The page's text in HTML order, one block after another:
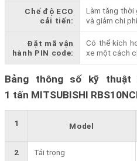
Chế độ ECO
cải tiến:
Làm tăng thời
và giảm chi
Đặt mã vận
hành PIN code:
Có thể kích
xe một cách
Bảng thông số kỹ
1 tấn MITSUBISHI
1 Model
2 Tải trọng